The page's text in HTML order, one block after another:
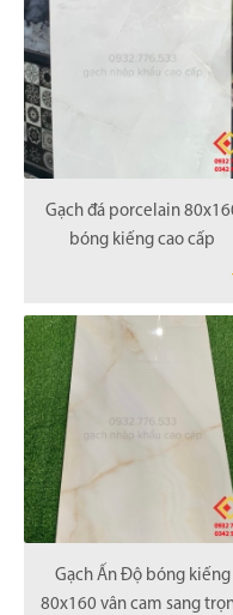
Gạch đá porcelain
bóng kiếng cao cấp
Gạch Ấn Độ bóng kiếng
80x160 vân cam sang